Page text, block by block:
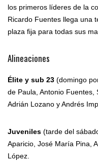
los primeros líderes de la
Ricardo Fuentes llega una
plaza fija para todas sus
Alineaciones
Élite y sub 23 (domingo
de Paula, Antonio Fuentes,
Adrián Lozano y Andrés
Juveniles (tarde del
Aparicio, José María Pina,
López.